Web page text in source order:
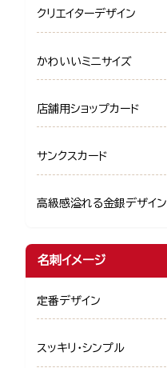
クリエイターデザイン
かわいいミニサイズ
店舗用ショップカード
サンクスカード
高級感溢れる金銀デザイン
名刺イメージ
定番デザイン
スッキリ・シンプル